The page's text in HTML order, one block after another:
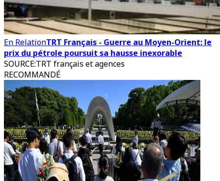
En RelationTRT Français - Guerre au Moyen-Orient: le
prix du pétrole poursuit sa hausse inexorable
SOURCE:TRT français et agences
RECOMMANDÉ